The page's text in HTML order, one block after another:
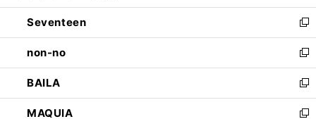
開
く
ウ
で
開
く
ン
ド
ウ
で
開
く
Seventeen
新
し
い
ウ
ィ
ン
ド
non-no
新
し
い
ウ
ィ
BAILA
新
し
い
MAQUIA
新